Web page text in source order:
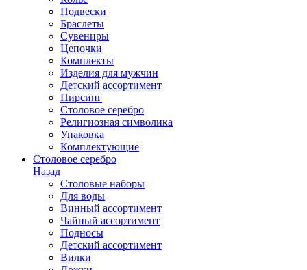
Подвески
Браслеты
Сувениры
Цепочки
Комплекты
Изделия для мужчин
Детский ассортимент
Пирсинг
Столовое серебро
Религиозная символика
Упаковка
Комплектующие
Столовое серебро
Назад
Столовые наборы
Для воды
Винный ассортимент
Чайный ассортимент
Подносы
Детский ассортимент
Вилки